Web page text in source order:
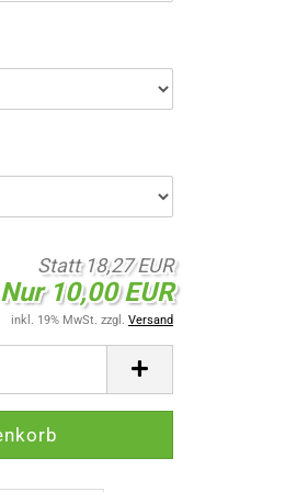
Statt 18,27 EUR
Nur 10,00 EUR
inkl. 19% MwSt. zzgl. Versand